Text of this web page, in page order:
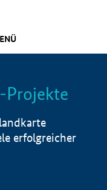
Info
Projekte
erfolgreicher